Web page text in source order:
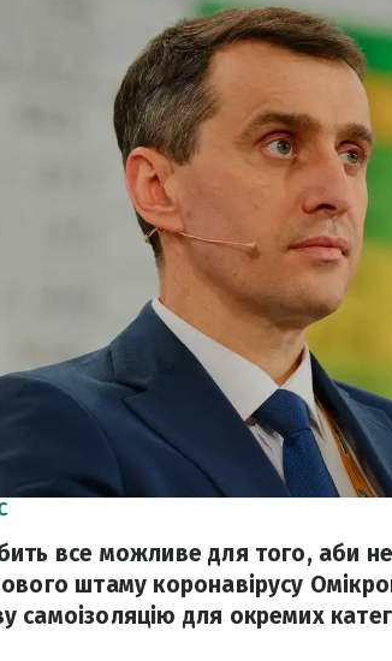
все можливе для того, аби
штаму коронавірусу
самоізоляцію для окремих